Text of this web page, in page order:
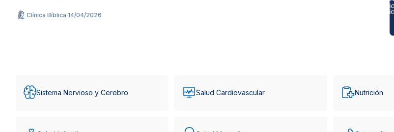
Clínica Bíblica·14/04/2026
Sistema Nervioso y Cerebro Salud Cardiovascular Nutrición